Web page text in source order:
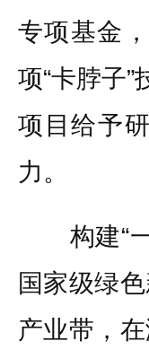
专项基金
项“卡脖子
项目给予
力。
构建“一
国家级绿
产业带，